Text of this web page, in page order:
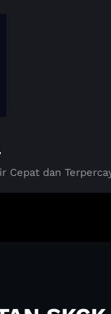
Cepat dan